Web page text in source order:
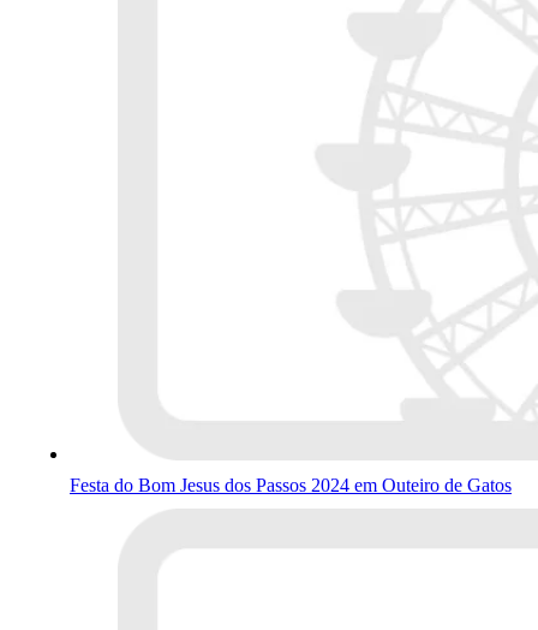
Festa do Bom Jesus dos Passos 2024 em Outeiro de Gatos